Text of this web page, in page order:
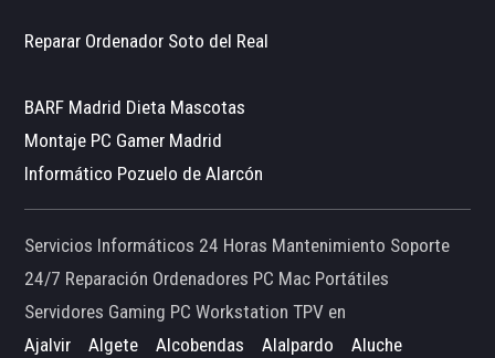
Reparar Ordenador Soto del Real
BARF Madrid Dieta Mascotas
Montaje PC Gamer Madrid
Informático Pozuelo de Alarcón
Servicios Informáticos 24 Horas Mantenimiento Soporte
24/7 Reparación Ordenadores PC Mac Portátiles
Servidores Gaming PC Workstation TPV en
Ajalvir
Algete Alcobendas Alalpardo
Aluche